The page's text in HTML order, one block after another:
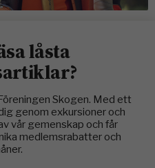
låsta
Skogen. Med ett
genom exkursioner och
vår gemenskap och får
medlemsrabatter och